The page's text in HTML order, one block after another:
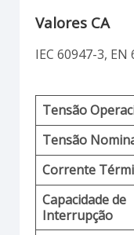
Valores CA
IEC 60947-3,
Tensão
Tensão
Corrente
Capacidade de
Interrupção